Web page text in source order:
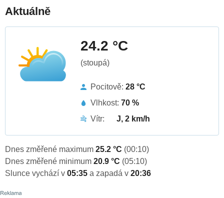
Aktuálně
24.2 °C
(stoupá)
Pocitově: 28 °C
Vlhkost: 70 %
Vítr:
J, 2 km/h
Dnes změřené maximum 25.2 °C (00:10)
Dnes změřené minimum 20.9 °C (05:10)
Slunce vychází v 05:35 a zapadá v 20:36